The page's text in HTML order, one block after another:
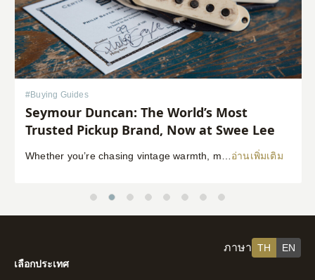
#Buying Guides
Seymour Duncan: The World’s Most
Trusted Pickup Brand, Now at Swee Lee
อ่านเพิ่มเติม
ภาษา TH EN
เลือกประเทศ